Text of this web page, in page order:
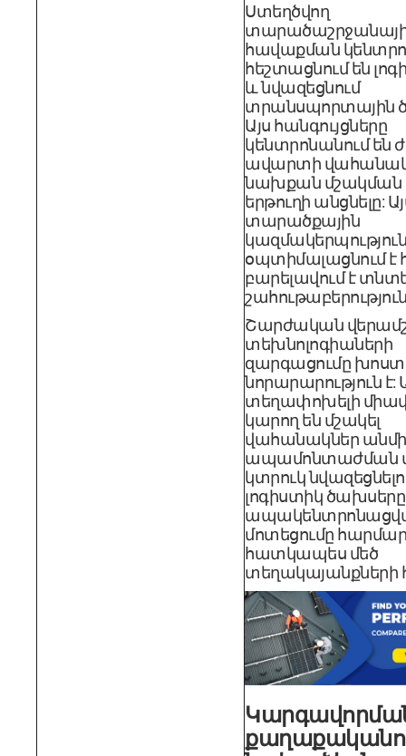
Ստեղծվող
հավաքման
հեշտացնում են
և նվազեցնում
տրանսպորտային
Այս հանգույցները
կենտրոնանում են
ավարտի
նախքան մշակման
երթուղի անցնելը:
տարածքային
օպտիմալացնում է
բարելավում է
Շարժական
տեխնոլոգիաների
զարգացումը
նորարարություն է:
տեղափոխելի
կարող են մշակել
վահանակներ
ապամոնտաժման
կտրուկ
լոգիստիկ
մոտեցումը
հատկապես մեծ
տեղակայանքների